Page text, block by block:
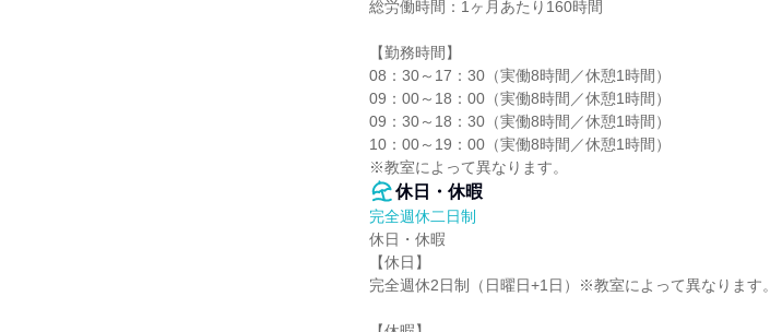
総労働時間：1ヶ月あたり160時間
【勤務時間】
08：30～17：30（実働8時間／休憩1時間）
09：00～18：00（実働8時間／休憩1時間）
09：30～18：30（実働8時間／休憩1時間）
10：00～19：00（実働8時間／休憩1時間）
※教室によって異なります。
休日・休暇
完全週休二日制
休日・休暇
【休日】
完全週休2日制（日曜日+1日）※教室によって異なります。